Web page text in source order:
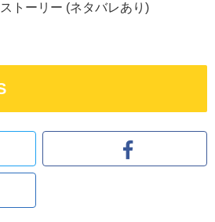
トーリー (ネタバレあり)